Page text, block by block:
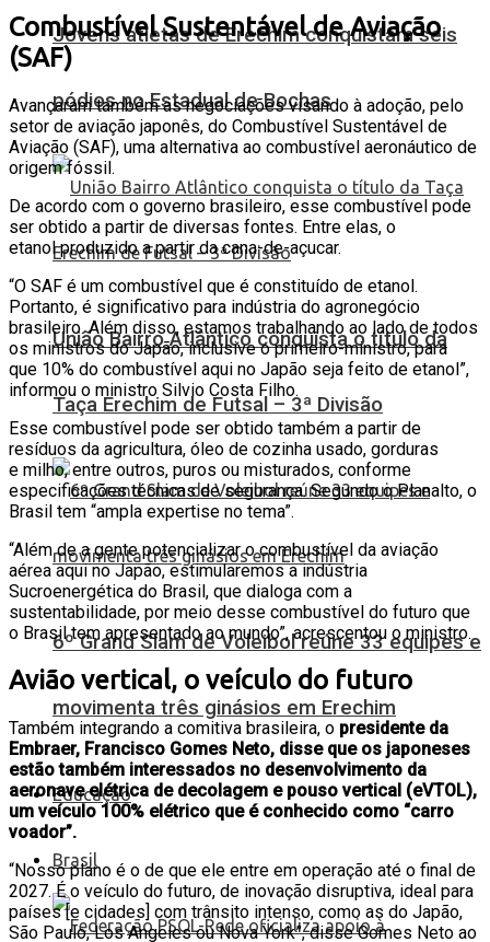
Jovens atletas de Erechim conquistam seis
pódios no Estadual de Bochas
União Bairro Atlântico conquista o título da
Taça Erechim de Futsal – 3ª Divisão
6º Grand Slam de Voleibol reúne 33 equipes e
movimenta três ginásios em Erechim
Educação
Brasil
Combustível Sustentável de Aviação
(SAF)
Avançaram também as negociações visando à adoção, pelo
setor de aviação japonês, do Combustível Sustentável de
Aviação (SAF), uma alternativa ao combustível aeronáutico de
origem fóssil.
De acordo com o governo brasileiro, esse combustível pode
ser obtido a partir de diversas fontes. Entre elas, o
etanol produzido a partir da cana-de-açucar.
“O SAF é um combustível que é constituído de etanol.
Portanto, é significativo para indústria do agronegócio
brasileiro. Além disso, estamos trabalhando ao lado de todos
os ministros do Japão, inclusive o primeiro-ministro, para
que 10% do combustível aqui no Japão seja feito de etanol”,
informou o ministro Silvio Costa Filho.
Esse combustível pode ser obtido também a partir de
resíduos da agricultura, óleo de cozinha usado, gorduras
e milho, entre outros, puros ou misturados, conforme
especificações técnicas de segurança. Segundo o Planalto, o
Brasil tem “ampla expertise no tema”.
“Além de a gente potencializar o combustível da aviação
aérea aqui no Japão, estimularemos a indústria
Sucroenergética do Brasil, que dialoga com a
sustentabilidade, por meio desse combustível do futuro que
o Brasil tem apresentado ao mundo”, acrescentou o ministro.
Avião vertical, o veículo do futuro
Também integrando a comitiva brasileira, o presidente da
Embraer, Francisco Gomes Neto, disse que os japoneses
estão também interessados no desenvolvimento da
aeronave elétrica de decolagem e pouso vertical (eVTOL),
um veículo 100% elétrico que é conhecido como “carro
voador”.
“Nosso plano é o de que ele entre em operação até o final de
2027. É o veículo do futuro, de inovação disruptiva, ideal para
países [e cidades] com trânsito intenso, como as do Japão,
São Paulo, Los Angeles ou Nova York”, disse Gomes Neto ao